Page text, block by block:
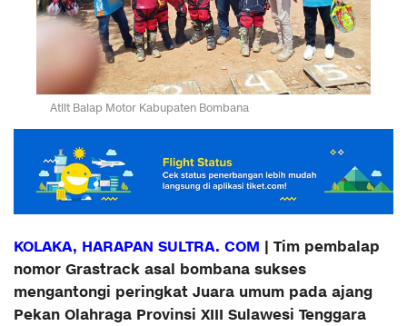
Atlit Balap Motor Kabupaten Bombana
KOLAKA, HARAPAN SULTRA. COM | Tim pembalap
nomor Grastrack asal bombana sukses
mengantongi peringkat Juara umum pada ajang
Pekan Olahraga Provinsi XIII Sulawesi Tenggara